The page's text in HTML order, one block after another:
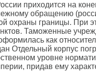
приходится на
обращению
охраны границы. При
Таможенные
как
Отдельный корпус
уровне
придав ему